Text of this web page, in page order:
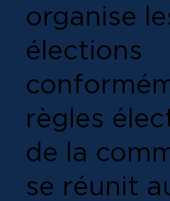
organise
élections
règles
de la
se réunit